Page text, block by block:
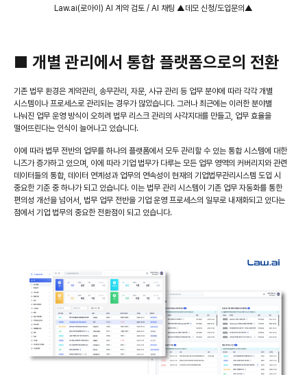
Law.ai(로아이) AI 계약 검토 / AI 채팅 ▲데모 신청/도입문의▲
■ 개별 관리에서 통합 플랫폼으로의 전환
기존 법무 환경은 계약관리, 송무관리, 자문, 사규 관리 등 업무 분야에 따라 각각 개별
시스템이나 프로세스로 관리되는 경우가 많았습니다. 그러나 최근에는 이러한 분야별
나눠진 업무 운영 방식이 오히려 법무 리스크 관리의 사각지대를 만들고, 업무 효율을
떨어뜨린다는 인식이 늘어나고 있습니다.
이에 따라 법무 전반의 업무를 하나의 플랫폼에서 모두 관리할 수 있는 통합 시스템에 대한
니즈가 증가하고 있으며, 이에 따라 기업 법무가 다루는 모든 업무 영역의 커버리지와 관련
데이터들의 통합, 데이터 연계성과 업무의 연속성이 현재의 기업법무관리시스템 도입 시
중요한 기준 중 하나가 되고 있습니다. 이는 법무 관리 시스템이 기존 업무 자동화를 통한
편의성 개선을 넘어서, 법무 업무 전반을 기업 운영 프로세스의 일부로 내재화되고 있다는
점에서 기업 법무의 중요한 전환점이 되고 있습니다.